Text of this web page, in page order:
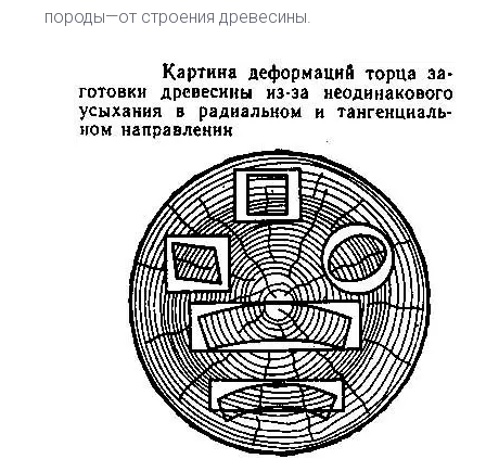
породы—от строения древесины.